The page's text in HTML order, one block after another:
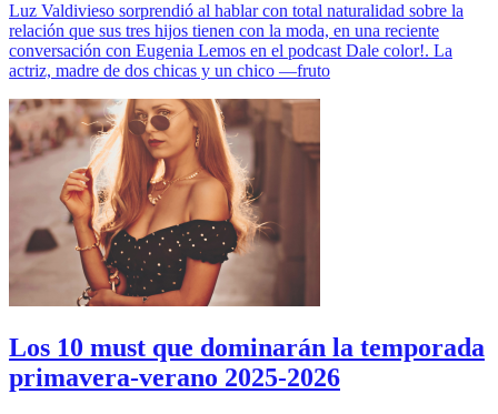
Luz Valdivieso sorprendió al hablar con total naturalidad sobre la
relación que sus tres hijos tienen con la moda, en una reciente
conversación con Eugenia Lemos en el podcast Dale color!. La
actriz, madre de dos chicas y un chico —fruto
Los 10 must que dominarán la temporada
primavera-verano 2025-2026